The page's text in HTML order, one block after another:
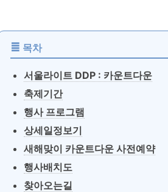
≣ 목차
서울라이트 DDP : 카운트다운
축제기간
행사 프로그램
상세일정보기
새해맞이 카운트다운 사전예약
행사배치도
찾아오는길